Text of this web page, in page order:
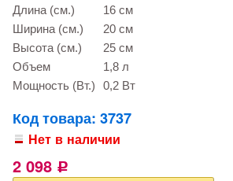
Длина (см.)
16 см
Ширина (см.)
20 см
Высота (см.)
25 см
Объем
1,8 л
Мощность (Вт.)
0,2 Вт
Код товара: 3737
Нет в наличии
2 098 Р